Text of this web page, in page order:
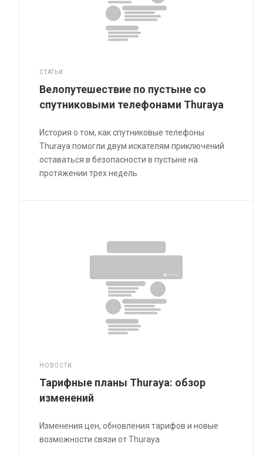
СТАТЬИ
Велопутешествие по пустыне со
спутниковыми телефонами Thuraya
История о том, как спутниковые телефоны
Thuraya помогли двум искателям приключений
оставаться в безопасности в пустыне на
протяжении трех недель
НОВОСТИ
Тарифные планы Thuraya: обзор
изменений
Изменения цен, обновления тарифов и новые
возможности связи от Thuraya